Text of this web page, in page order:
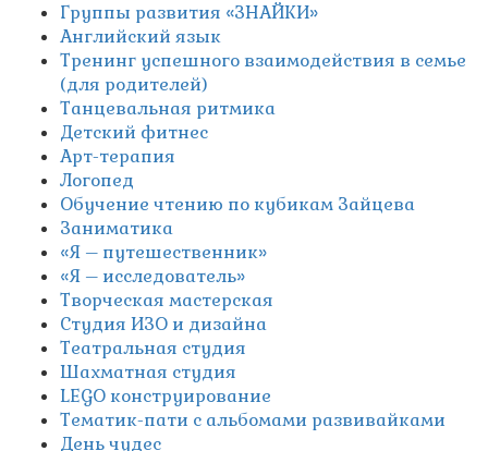
Группы развития «ЗНАЙКИ»
Английский язык
Тренинг успешного взаимодействия в семье
(для родителей)
Танцевальная ритмика
Детский фитнес
Арт-терапия
Логопед
Обучение чтению по кубикам Зайцева
Заниматика
«Я – путешественник»
«Я – исследователь»
Творческая мастерская
Студия ИЗО и дизайна
Театральная студия
Шахматная студия
LEGO конструирование
Тематик-пати с альбомами развивайками
День чудес